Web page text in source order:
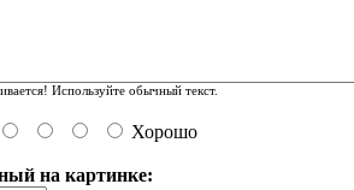
Используйте обычный текст.
Хорошо
на картинке: